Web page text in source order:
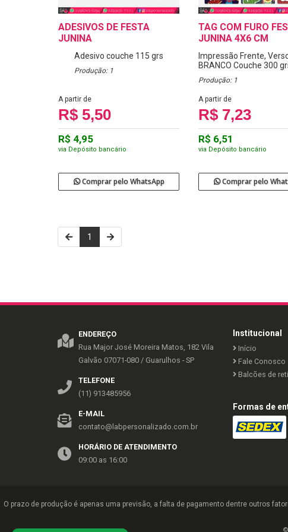
ADESIVOS DE FESTA
JUNINA
Adesivo couche 115 grs
Produção: 1
A partir de
R$ 5,50
R$ 4,95
via Depósito bancário
Comprar pelo WhatsApp
TAG COM FURO
JUNINA 4X6 CM
Impressão Frente,
BRANCO Couche 300
Produção: 1
A partir de
R$ 7,23
R$ 6,51
via Depósito bancário
Comprar pelo
1
ENDEREÇO
Rua Major José Moreira Matos, 182 Vila
Galvão 07071-080 / Guarulhos - SP
TELEFONE
(11) 913485956
E-MAIL
contato@labpersonalizado.com.br
HORÁRIO DE ATENDIMENTO
09:00 as 16:00
Institucional
Início
Fale Conosco
Balcões de
Formas de
O prazo de produção é apenas uma previsão, a falta de pagamento dentre outros